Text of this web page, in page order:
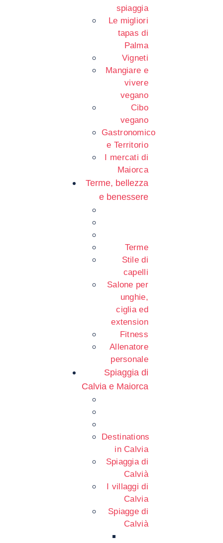
spiaggia
Le migliori
tapas di
Palma
Vigneti
Mangiare e
vivere
vegano
Cibo
vegano
Gastronomico
e Territorio
I mercati di
Maiorca
Terme, bellezza
e benessere
Terme
Stile di
capelli
Salone per
unghie,
ciglia ed
extension
Fitness
Allenatore
personale
Spiaggia di
Calvia e Maiorca
Destinations
in Calvia
Spiaggia di
Calvià
I villaggi di
Calvia
Spiagge di
Calvià